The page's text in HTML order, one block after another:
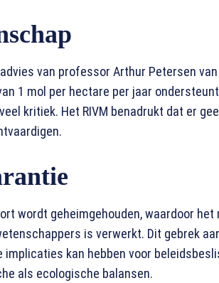
van professor Arthur Petersen
1 mol per hectare per jaar
kritiek. Het RIVM benadrukt dat er
wordt geheimgehouden, waardoor het
is verwerkt. Dit gebrek
kan hebben voor
als ecologische balansen.